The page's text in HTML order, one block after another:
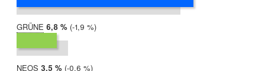
GRÜNE 2019:
6,8 %
2014:
8,8 %
Differenz:
-1,9 %
NEOS 2019:
3,5 % Differenz:
-0,6 %